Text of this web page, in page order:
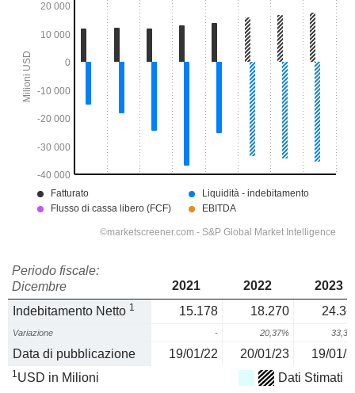
Periodo fiscale:
Dicembre
2021 2022
2023
Indebitamento Netto 1 15.178 18.270
Variazione - 20,37%
Data di pubblicazione 19/01/22 20/01/23 19/01/
1USD in Milioni Dati Stimati